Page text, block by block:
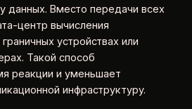
данных. Вместо передачи всех
центр вычисления
устройствах или
Такой способ
реакции и уменьшает
инфраструктуру.